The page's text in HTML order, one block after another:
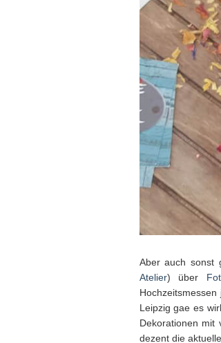
Aber auch sonst
Atelier) über
Leipzig gae es
Dekorationen mit
dezent die